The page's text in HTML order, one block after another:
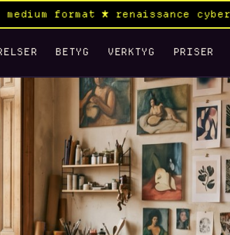
★ renaissance cyberpunk
BETYG VERKTYG PRISER